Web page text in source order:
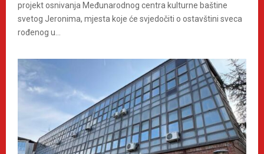
projekt osnivanja Međunarodnog centra kulturne baštine
svetog Jeronima, mjesta koje će svjedočiti o ostavštini sveca
rođenog u...